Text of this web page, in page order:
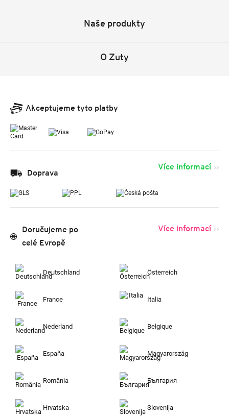
Naše produkty
O Zuty
Akceptujeme tyto platby
Doprava
Více informací
Doručujeme po
celé Evropě
Více informací
Deutschland Österreich
France Italia
Nederland Belgique
España Magyarország
România България
Hrvatska Slovenija